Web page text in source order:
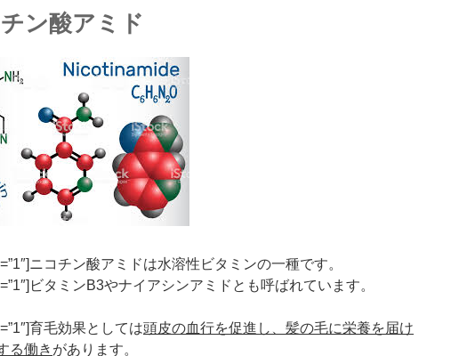
ン酸アミド
ニコチン酸アミドは水溶性ビタミンの一種です。
ビタミンB3やナイアシンアミドとも呼ばれています。
育毛効果としては頭皮の血行を促進し、髪の毛に栄養を届け
る働き があります。